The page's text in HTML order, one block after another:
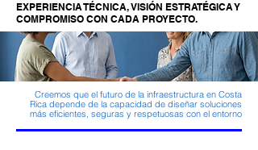
EXPERIENCIA TÉCNICA, VISIÓN ESTRATÉGICA Y
COMPROMISO CON CADA PROYECTO.
Creemos que el futuro de la infraestructura en Costa
Rica depende de la capacidad de diseñar soluciones
más eficientes, seguras y respetuosas con el entorno